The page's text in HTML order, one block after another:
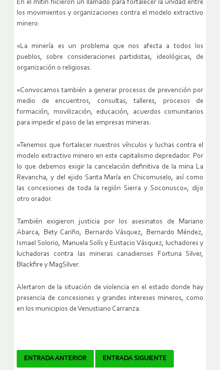
En el mitin hicieron un llamado para fortalecer la unidad entre
los movimientos y organizaciones contra el modelo extractivo
minero:
«La minería es un problema que nos afecta a todos los
pueblos, sobre consideraciones partidistas, ideológicas, de
organización o religiosas.
«Convocamos también a generar procesos de prevención por
medio de encuentros, consultas, talleres, procesos de
formación, movilización, educación, acuerdos comunitarios
para impedir el paso de las empresas mineras.
«Tenemos que fortalecer nuestros vínculos y luchas contra el
modelo extractivo minero en este capitalismo depredador. Por
lo que debemos exigir la cancelación definitiva de la mina La
Revancha, y del ejido Santa María en Chicomuselo, así como
las concesiones de toda la región Sierra y Soconusco», dijo
otro orador.
También exigieron justicia por los asesinatos de Mariano
Abarca, Bety Cariño, Bernardo Vásquez, Bernardo Méndez,
Ismael Solorio, Manuela Solís y Eustacio Vásquez, luchadores y
luchadoras contra las mineras canadienses Fortuna Silver,
Blackfire y MagSilver.
Alertaron de la situación de violencia en el estado donde hay
presencia de concesiones y grandes intereses mineros, como
en los municipios de Venustiano Carranza.
Navegador
ENTRADA ANTERIOR ENTRADA SIGUIENTE